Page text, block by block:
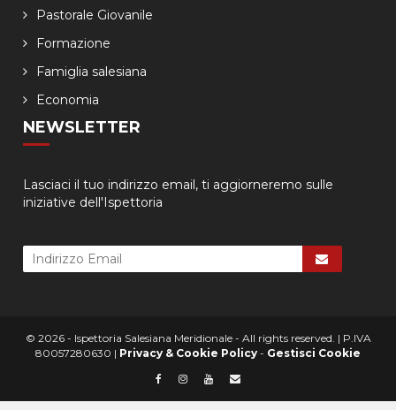
Pastorale Giovanile
Formazione
Famiglia salesiana
Economia
NEWSLETTER
Lasciaci il tuo indirizzo email, ti aggiorneremo sulle
iniziative dell'Ispettoria
© 2026 - Ispettoria Salesiana Meridionale - All rights reserved. | P.IVA
80057280630 | Privacy & Cookie Policy - Gestisci Cookie